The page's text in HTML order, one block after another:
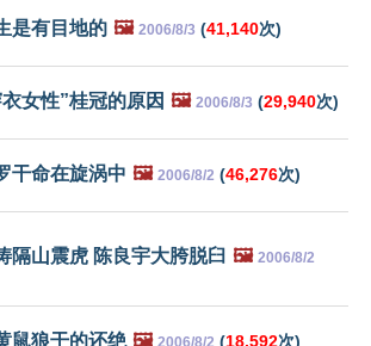
是有目地的 🖼️ 2006/8/3 (41,140次)
女性”桂冠的原因 🖼️ 2006/8/3 (29,940次)
干命在旋涡中 🖼️ 2006/8/2 (46,276次)
隔山震虎 陈良宇大胯脱臼 🖼️ 2006/8/2
鼠狼干的还绝 🖼️ 2006/8/2 (18,592次)